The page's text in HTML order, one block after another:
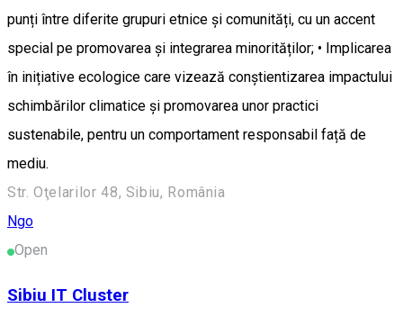
punți între diferite grupuri etnice și comunități, cu un accent
special pe promovarea și integrarea minorităților; • Implicarea
în inițiative ecologice care vizează conștientizarea impactului
schimbărilor climatice și promovarea unor practici
sustenabile, pentru un comportament responsabil față de
mediu.
Str. Oţelarilor 48, Sibiu, România
Ngo
Open
Sibiu IT Cluster